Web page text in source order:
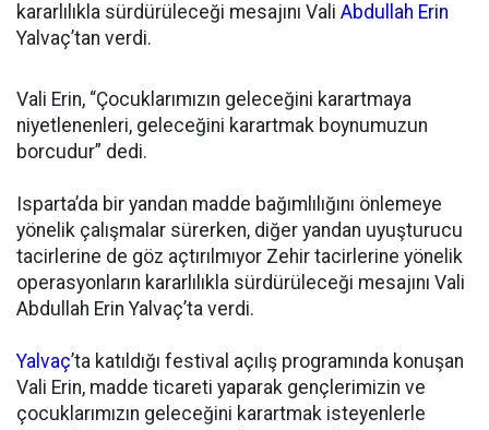
kararlılıkla sürdürüleceği mesajını Vali Abdullah Erin
Yalvaç’tan verdi.
Vali Erin, “Çocuklarımızın geleceğini karartmaya
niyetlenenleri, geleceğini karartmak boynumuzun
borcudur” dedi.
Isparta’da bir yandan madde bağımlılığını önlemeye
yönelik çalışmalar sürerken, diğer yandan uyuşturucu
tacirlerine de göz açtırılmıyor Zehir tacirlerine yönelik
operasyonların kararlılıkla sürdürüleceği mesajını Vali
Abdullah Erin Yalvaç’ta verdi.
Yalvaç’ta katıldığı festival açılış programında konuşan
Vali Erin, madde ticareti yaparak gençlerimizin ve
çocuklarımızın geleceğini karartmak isteyenlerle